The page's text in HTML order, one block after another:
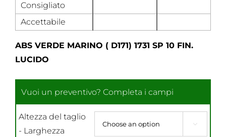
Consigliato
Accettabile
ABS VERDE MARINO ( D171) 1731 SP 10 FIN.
LUCIDO
Altezza del taglio
- Larghezza
